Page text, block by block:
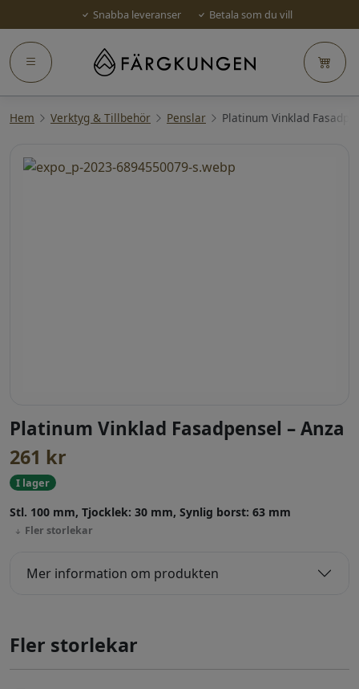
Snabba leveranser Betala som du vill
Hem Verktyg & Tillbehör Penslar Platinum Vinklad
Platinum Vinklad Fasadpensel – Anza
261 kr
I lager
Stl. 100 mm, Tjocklek: 30 mm, Synlig borst: 63 mm
Fler storlekar
Mer information om produkten
Fler storlekar